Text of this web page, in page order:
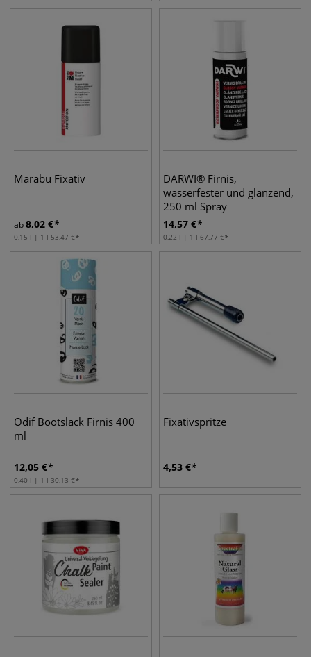
Marabu Fixativ
ab8,02 €
0,15 l | 1 l 53,47 €
DARWI® Firnis,
wasserfester und glänzend,
250 ml Spray
14,57 €
0,22 l | 1 l 67,77 €
Odif Bootslack Firnis 400
ml
12,05 €
0,40 l | 1 l 30,13 €
Fixativspritze
4,53 €